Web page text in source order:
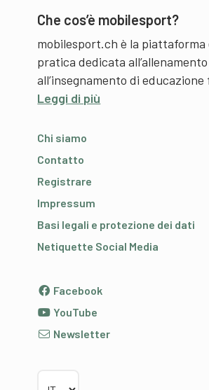
Che cos’è mobilesport?
mobilesport.ch è la
pratica dedicata all’allenamento
all’insegnamento di educazione
Leggi di più
Chi siamo
Contatto
Registrare
Impressum
Basi legali e protezione dei dati
Netiquette Social Media
Facebook
YouTube
Newsletter